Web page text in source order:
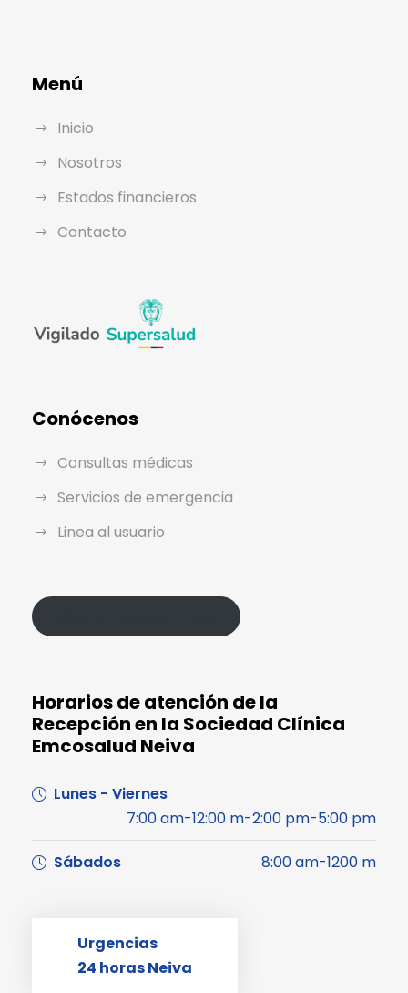
Menú
Inicio
Nosotros
Estados financieros
Contacto
Conócenos
Consultas médicas
Servicios de emergencia
Linea al usuario
Horarios de atención de la
Recepción en la Sociedad Clínica
Emcosalud Neiva
Lunes - Viernes
7:00 am-12:00 m-2:00 pm-5:00 pm
Sábados 8:00 am-1200 m
Urgencias
24 horas Neiva